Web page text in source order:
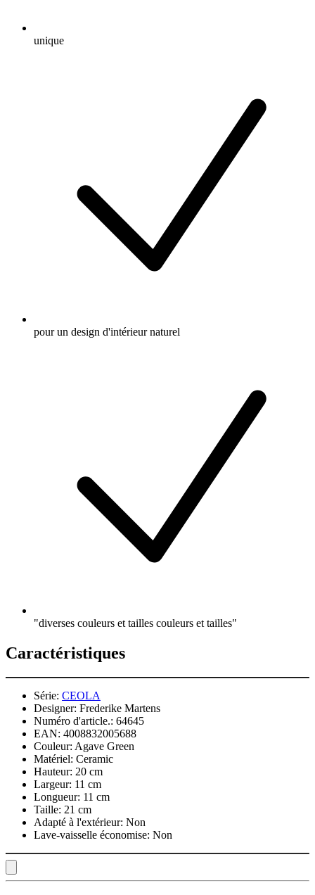
unique
pour un design d'intérieur naturel
"diverses couleurs et tailles couleurs et tailles"
Caractéristiques
Série: CEOLA
Designer: Frederike Martens
Numéro d'article.: 64645
EAN: 4008832005688
Couleur: Agave Green
Matériel: Ceramic
Hauteur: 20 cm
Largeur: 11 cm
Longueur: 11 cm
Taille: 21 cm
Adapté à l'extérieur: Non
Lave-vaisselle économise: Non